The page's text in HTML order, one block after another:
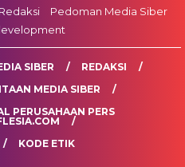
Redaksi
Pedoman Media Siber
SIBER
REDAKSI
MEDIA SIBER
PERUSAHAAN PERS
KODE ETIK